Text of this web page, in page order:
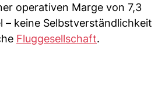
operativen Marge von 7,3
– keine Selbstverständlichkeit
Fluggesellschaft.